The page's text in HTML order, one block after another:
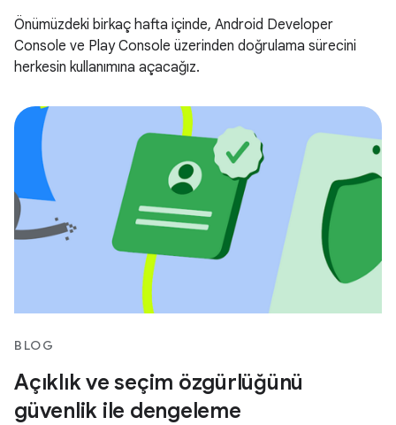
Önümüzdeki birkaç hafta içinde, Android Developer
Console ve Play Console üzerinden doğrulama sürecini
herkesin kullanımına açacağız.
BLOG
Açıklık ve seçim özgürlüğünü
güvenlik ile dengeleme